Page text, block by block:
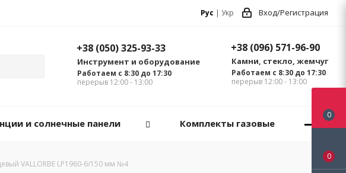
Рус | Укр Вход/Регистрация
+38 (096) 571-96-90
Камни, стекло, жемчуг
Работаем с 8:30 до 17:30
перерыв 12:00 - 13:00
+38 (050) 325-93-33
Инструмент и оборудование
Работаем с 8:30 до 17:30
перерыв 12:00 - 13:00
и солнечные панели Комплекты газовые
VALLORBE LP1960-6/150 мм №4
0
0